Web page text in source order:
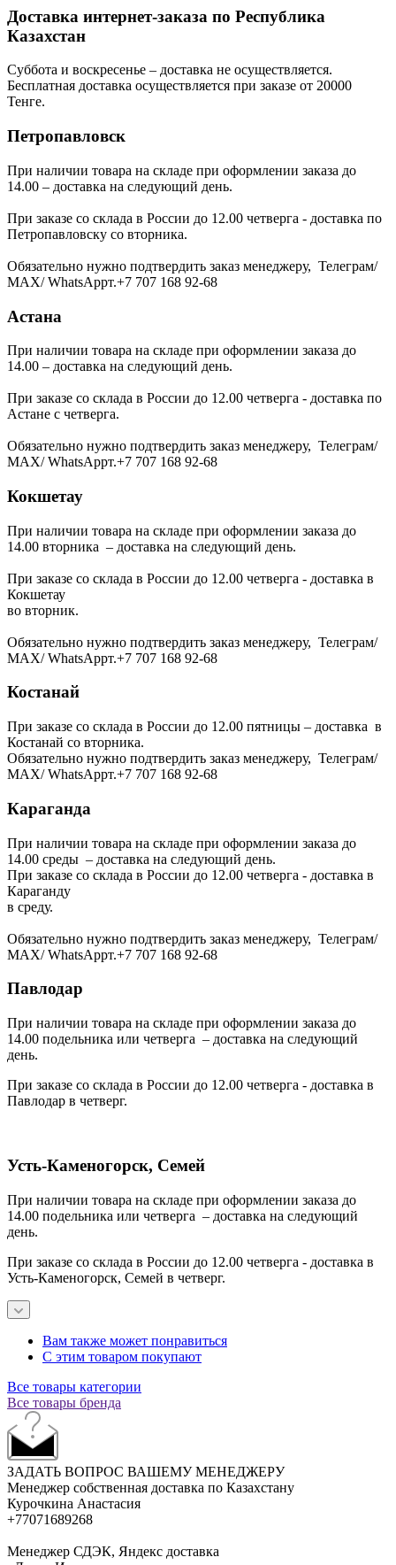
Доставка интернет-заказа по Республика
Казахстан
Суббота и воскресенье – доставка не осуществляется.
Бесплатная доставка осуществляется при заказе от 20000
Тенге.
Петропавловск
При наличии товара на складе при оформлении заказа до
14.00 – доставка на следующий день.
При заказе со склада в России до 12.00 четверга - доставка по
Петропавловску со вторника.
Обязательно нужно подтвердить заказ менеджеру, Телеграм/
МАХ/ WhatsAppт.+7 707 168 92-68
Астана
При наличии товара на складе при оформлении заказа до
14.00 – доставка на следующий день.
При заказе со склада в России до 12.00 четверга - доставка по
Астане с четверга.
Обязательно нужно подтвердить заказ менеджеру, Телеграм/
МАХ/ WhatsAppт.+7 707 168 92-68
Кокшетау
При наличии товара на складе при оформлении заказа до
14.00 вторника – доставка на следующий день.
При заказе со склада в России до 12.00 четверга - доставка в
Кокшетау
во вторник.
Обязательно нужно подтвердить заказ менеджеру, Телеграм/
МАХ/ WhatsAppт.+7 707 168 92-68
Костанай
При заказе со склада в России до 12.00 пятницы – доставка в
Костанай со вторника.
Обязательно нужно подтвердить заказ менеджеру, Телеграм/
МАХ/ WhatsAppт.+7 707 168 92-68
Караганда
При наличии товара на складе при оформлении заказа до
14.00 среды – доставка на следующий день.
При заказе со склада в России до 12.00 четверга - доставка в
Караганду
в среду.
Обязательно нужно подтвердить заказ менеджеру, Телеграм/
МАХ/ WhatsAppт.+7 707 168 92-68
Павлодар
При наличии товара на складе при оформлении заказа до
14.00 подельника или четверга – доставка на следующий
день.
При заказе со склада в России до 12.00 четверга - доставка в
Павлодар в четверг.
Усть-Каменогорск, Семей
При наличии товара на складе при оформлении заказа до
14.00 подельника или четверга – доставка на следующий
день.
При заказе со склада в России до 12.00 четверга - доставка в
Усть-Каменогорск, Семей в четверг.
Вам также может понравиться
С этим товаром покупают
Все товары категории
Все товары бренда
ЗАДАТЬ ВОПРОС ВАШЕМУ МЕНЕДЖЕРУ
Менеджер собственная доставка по Казахстану
Курочкина Анастасия
+77071689268
Менеджер СДЭК, Яндекс доставка